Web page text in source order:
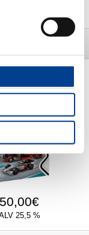
blau with F1® D.
50,00€
25,5 %